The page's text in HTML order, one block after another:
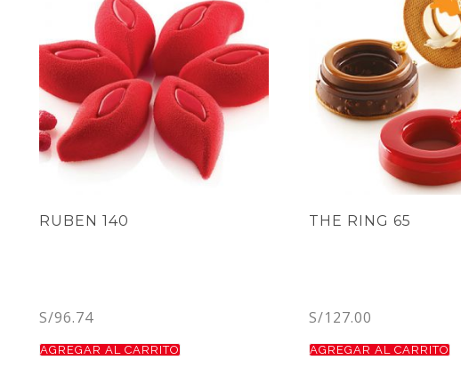
RUBEN 140
S/96.74
AGREGAR AL CARRITO
THE RING 65
S/127.00
AGREGAR AL CARRITO